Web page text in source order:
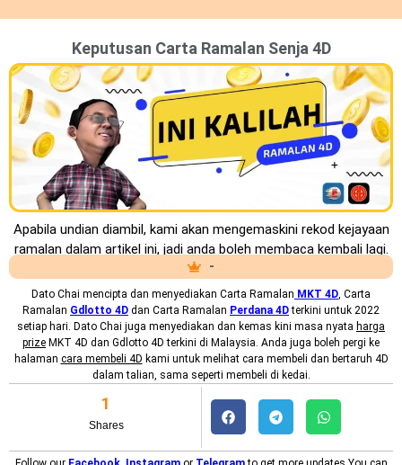
Keputusan Carta Ramalan Senja 4D
Apabila undian diambil, kami akan mengemaskini rekod kejayaan
ramalan dalam artikel ini, jadi anda boleh membaca kembali lagi.
-
Dato Chai mencipta dan menyediakan Carta Ramalan MKT 4D , Carta
Ramalan Gdlotto 4D dan Carta Ramalan Perdana 4Dterkini untuk 2022
setiap hari. Dato Chai juga menyediakan dan kemas kini masa nyata harga
prize MKT 4D dan Gdlotto 4D terkini di Malaysia. Anda juga boleh pergi ke
halaman cara membeli 4D kami untuk melihat cara membeli dan bertaruh 4D
dalam talian, sama seperti membeli di kedai.
Shares
1